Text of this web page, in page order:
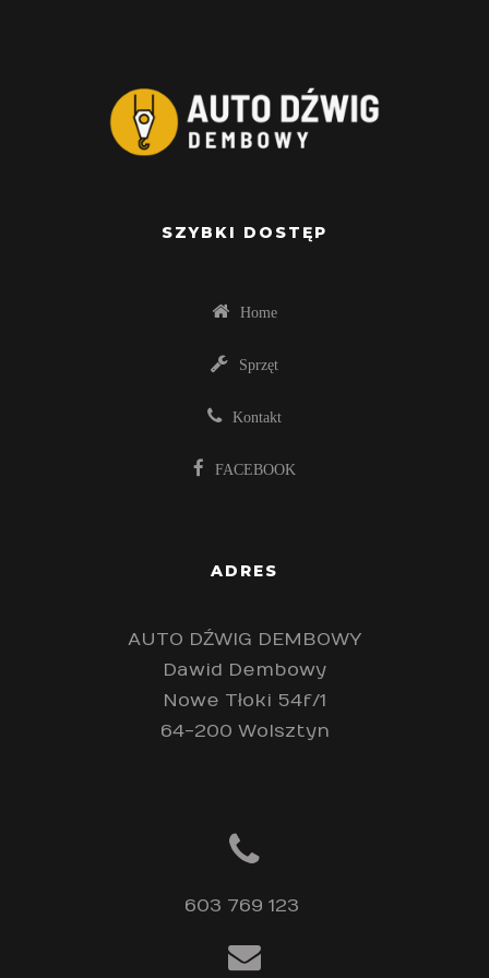
SZYBKI DOSTĘP
Home
Sprzęt
Kontakt
FACEBOOK
ADRES
AUTO DŹWIG DEMBOWY
Dawid Dembowy
Nowe Tłoki 54f/1
64-200 Wolsztyn
603 769 123